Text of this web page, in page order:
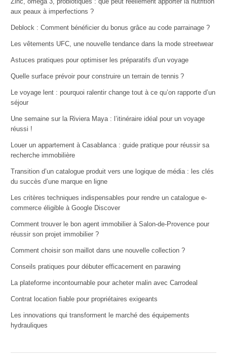
aux peaux à imperfections ?
Deblock : Comment bénéficier du bonus grâce au code parrainage ?
Les vêtements UFC, une nouvelle tendance dans la mode streetwear
Astuces pratiques pour optimiser les préparatifs d’un voyage
Quelle surface prévoir pour construire un terrain de tennis ?
Le voyage lent : pourquoi ralentir change tout à ce qu’on rapporte d’un
séjour
Une semaine sur la Riviera Maya : l’itinéraire idéal pour un voyage
réussi !
Louer un appartement à Casablanca : guide pratique pour réussir sa
recherche immobilière
Transition d’un catalogue produit vers une logique de média : les clés
du succès d’une marque en ligne
Les critères techniques indispensables pour rendre un catalogue e-
commerce éligible à Google Discover
Comment trouver le bon agent immobilier à Salon-de-Provence pour
réussir son projet immobilier ?
Comment choisir son maillot dans une nouvelle collection ?
Conseils pratiques pour débuter efficacement en parawing
La plateforme incontournable pour acheter malin avec Carrodeal
Contrat location fiable pour propriétaires exigeants
Les innovations qui transforment le marché des équipements
hydrauliques